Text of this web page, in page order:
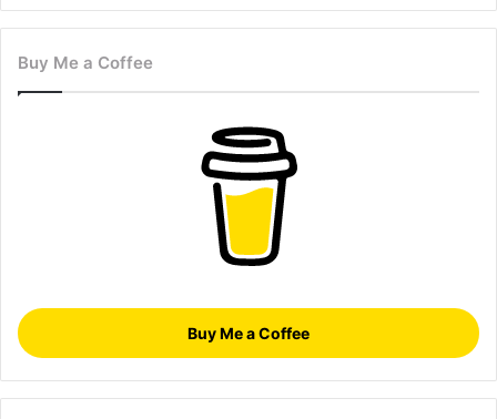
Buy Me a Coffee
Buy Me a Coffee